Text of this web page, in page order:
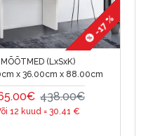
-17 %
MÕÕTMED (LxSxK)
x 36.00cm x 88.00cm
438.00€
12 kuud = 30.41 €